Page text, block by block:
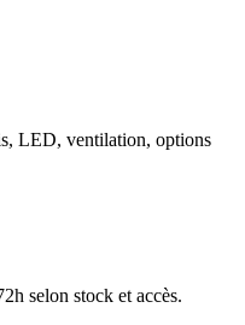
LED, ventilation, options
selon stock et accès.